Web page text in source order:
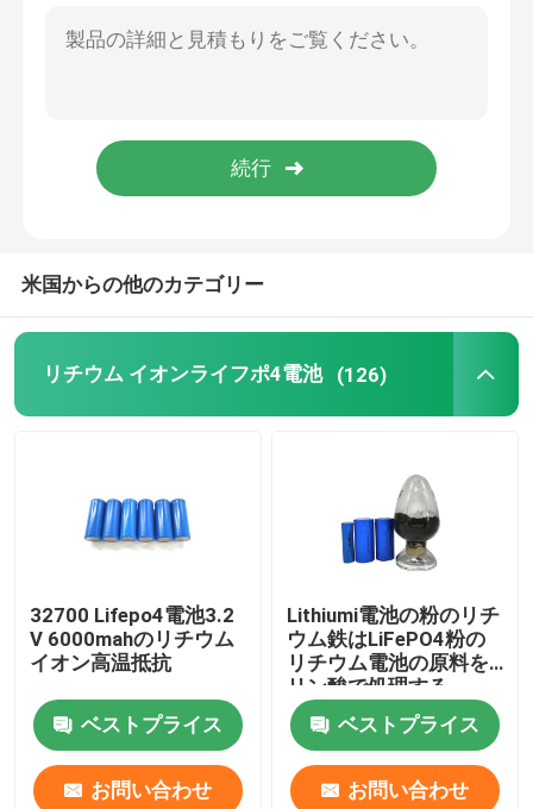
48V ライフポ4電池のパック
格子太陽雑種インバーターを離れて
ポータブル発電所
米国からの他のカテゴリー
リチウム イオンライフポ4電池 (126)
32700 Lifepo4電池3.2
V 6000mahのリチウム
イオン高温抵抗
ベストプライス
お問い合わせ
Lithiumi電池の粉のリチ
ウム鉄はLiFePO4粉の
リチウム電池の原料を
リン酸で処理する
ベストプライス
お問い合わせ